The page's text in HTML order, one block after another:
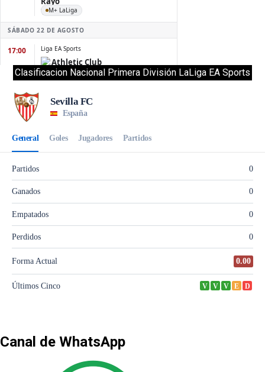
Clasificacion Nacional Primera División LaLiga EA Sports
Canal de WhatsApp